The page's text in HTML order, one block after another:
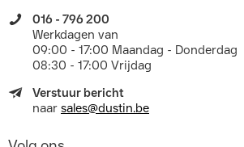
016 - 796 200
Werkdagen van
09:00 - 17:00 Maandag - Donderdag
08:30 - 17:00 Vrijdag
Verstuur bericht
naar sales@dustin.be